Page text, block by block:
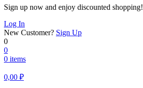
Sign up now and enjoy discounted shopping!
Log In
New Customer? Sign Up
0
0
0 items
0,00 ₽